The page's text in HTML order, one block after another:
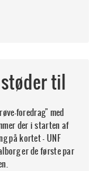
støder til
foredrag" med
der i starten af
på kortet - UNF
er de første par